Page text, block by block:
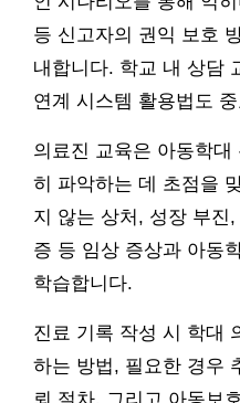
등 신고자의 권익 보호
내합니다. 학교 내 상담
연계 시스템 활용법도
의료진 교육은 아동학
히 파악하는 데 초점을
지 않는 상처, 성장 부진
증 등 임상 증상과 아동
학습합니다.
진료 기록 작성 시 학대
하는 방법, 필요한 경우